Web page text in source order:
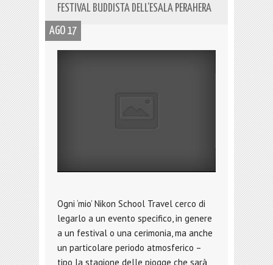
FESTIVAL BUDDISTA DELL’ESALA PERAHERA
AGO 17
Ogni ‘mio’ Nikon School Travel cerco di
legarlo a un evento specifico, in genere
a un festival o una cerimonia, ma anche
un particolare periodo atmosferico –
tipo la stagione delle piogge che sarà